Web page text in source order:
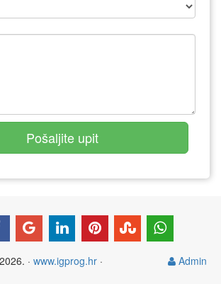
Admin
· www.igprog.hr ·